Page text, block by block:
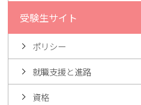
受験生サイト
ポリシー
就職支援と進路
資格